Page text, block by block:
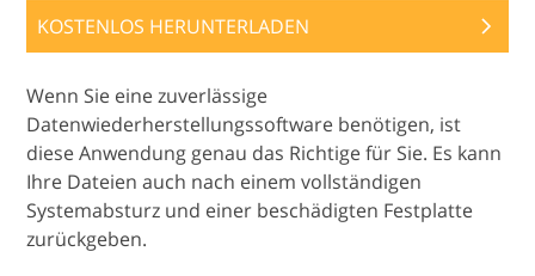
KOSTENLOS HERUNTERLADEN
Wenn Sie eine zuverlässige
Datenwiederherstellungssoftware benötigen, ist
diese Anwendung genau das Richtige für Sie. Es kann
Ihre Dateien auch nach einem vollständigen
Systemabsturz und einer beschädigten Festplatte
zurückgeben.